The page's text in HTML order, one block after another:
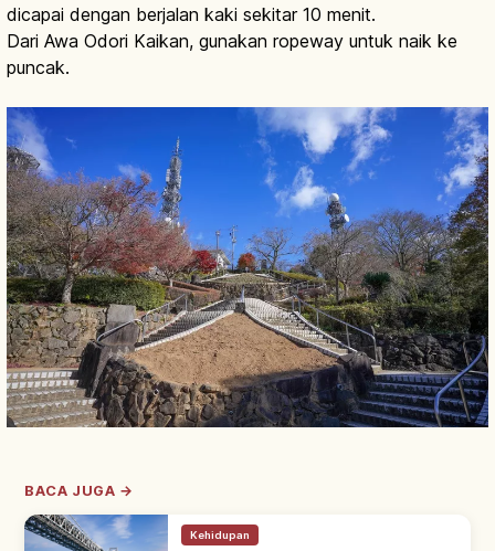
dicapai dengan berjalan kaki sekitar 10 menit.
Dari Awa Odori Kaikan, gunakan ropeway untuk naik ke
puncak.
BACA JUGA →
Kehidupan